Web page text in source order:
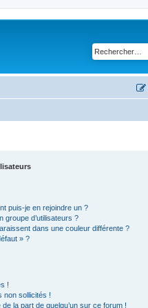
puis-je en rejoindre un ?
groupe d’utilisateurs ?
dans une couleur différente ?
» ?
!
non sollicités !
la part de quelqu’un sur ce forum !